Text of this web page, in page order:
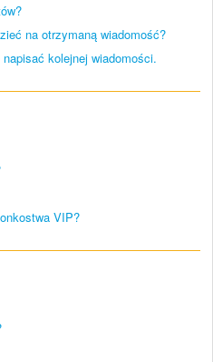
na otrzymaną wiadomość?
kolejnej wiadomości.
VIP?